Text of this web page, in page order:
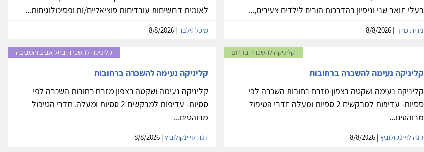
בעלי תואר שני וניסיון בהדרכות הורים לילדים צעירים,...
נירית כורך| 8/8/2026
לאומית דרושיםות עובדיםות סוציאליים/ות ופסיכולוגיםות...
מיכל גילבר | 8/8/2026
קליניקה להשכרה בדרום
קליניקה נעימה להשכרה ברחובות
קליניקה נעימה ושקטה בצפון מזרח רחובות השכרה לפי
ססיות- עדיפות למבקשים 2 ססיות ומעלה חדרי הטיפול
מרוהטים...
דנה לוי ינקולוביץ| 8/8/2026
קליניקה להשכרה בתל אביב והסביבה
קליניקה נעימה להשכרה ברחובות
קליניקה נעימה ושקטה בצפון מזרח רחובות השכרה לפי
ססיות- עדיפות למבקשים 2 ססיות ומעלה. חדרי הטיפול
מרוהטים...
דנה לוי ינקולוביץ | 8/8/2026